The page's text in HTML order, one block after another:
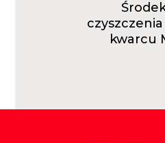
kwarcu